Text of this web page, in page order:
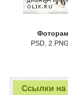
PSD, 2
Ссылки на